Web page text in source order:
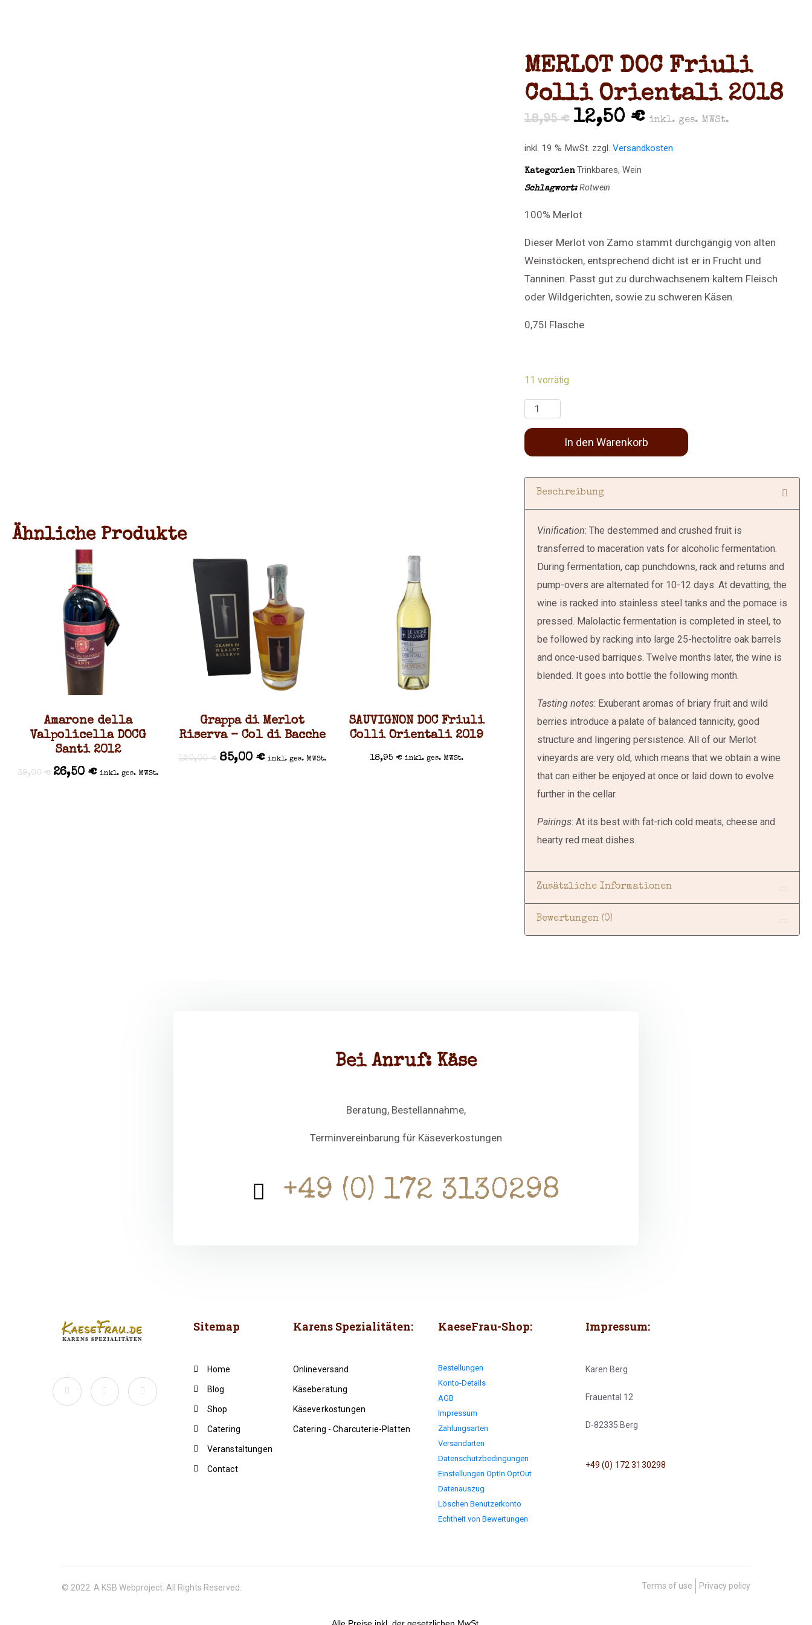
MERLOT DOC Friuli
Colli Orientali 2018
18,95€ 12,50 € inkl. ges. MWSt.
inkl. 19 % MwSt. zzgl. Versandkosten
Kategorien Trinkbares, Wein
Schlagwort: Rotwein
100% Merlot
Dieser Merlot von Zamo stammt durchgängig von alten
Weinstöcken, entsprechend dicht ist er in Frucht und
Tanninen. Passt gut zu durchwachsenem kaltem Fleisch
oder Wildgerichten, sowie zu schweren Käsen.
0,75l Flasche
11 vorrätig
In den Warenkorb
Beschreibung
Vinification: The destemmed and crushed fruit is
transferred to maceration vats for alcoholic fermentation.
During fermentation, cap punchdowns, rack and returns and
pump-overs are alternated for 10-12 days. At devatting, the
wine is racked into stainless steel tanks and the pomace is
pressed. Malolactic fermentation is completed in steel, to
be followed by racking into large 25-hectolitre oak barrels
and once-used barriques. Twelve months later, the wine is
blended. It goes into bottle the following month.
Tasting notes: Exuberant aromas of briary fruit and wild
berries introduce a palate of balanced tannicity, good
structure and lingering persistence. All of our Merlot
vineyards are very old, which means that we obtain a wine
that can either be enjoyed at once or laid down to evolve
further in the cellar.
Pairings: At its best with fat-rich cold meats, cheese and
hearty red meat dishes.
Zusätzliche Informationen
Bewertungen (0)
Ähnliche Produkte
Amarone della
Valpolicella DOCG
Santi 2012
39,00€ 26,50€ inkl. ges. MWSt.
Grappa di Merlot
Riserva – Col di Bacche
120,00€ 85,00€ inkl. ges. MWSt.
SAUVIGNON DOC Friuli
Colli Orientali 2019
18,95€ inkl. ges. MWSt.
Bei Anruf: Käse
Beratung, Bestellannahme,
Terminvereinbarung für Käseverkostungen
+49 (0) 172 3130298
Sitemap
Home
Blog
Shop
Catering
Veranstaltungen
Contact
Karens Spezialitäten:
Onlineversand
Käseberatung
Käseverkostungen
Catering - Charcuterie-Platten
KaeseFrau-Shop:
Bestellungen
Konto-Details
AGB
Impressum
Zahlungsarten
Versandarten
Datenschutzbedingungen
Einstellungen OptIn OptOut
Datenauszug
Löschen Benutzerkonto
Echtheit von Bewertungen
Impressum:
Karen Berg
Frauental 12
D-82335 Berg
+49 (0) 172 3130298
© 2022. A KSB Webproject. All Rights Reserved. Terms of use Privacy policy